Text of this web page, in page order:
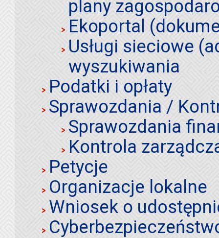
plany
Ekoportal
Usługi sieciowe
wyszukiwania
Podatki i opłaty
Sprawozdania /
Sprawozdania
Kontrola
Petycje
Organizacje lokalne
Wniosek o